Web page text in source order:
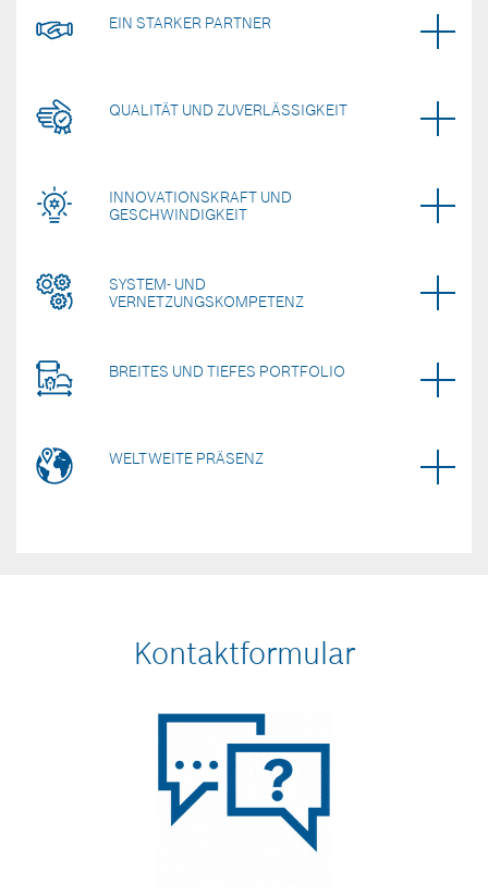
EIN STARKER PARTNER
QUALITÄT UND ZUVERLÄSSIGKEIT
INNOVATIONSKRAFT UND
GESCHWINDIGKEIT
SYSTEM- UND
VERNETZUNGSKOMPETENZ
BREITES UND TIEFES PORTFOLIO
WELTWEITE PRÄSENZ
Kontaktformular